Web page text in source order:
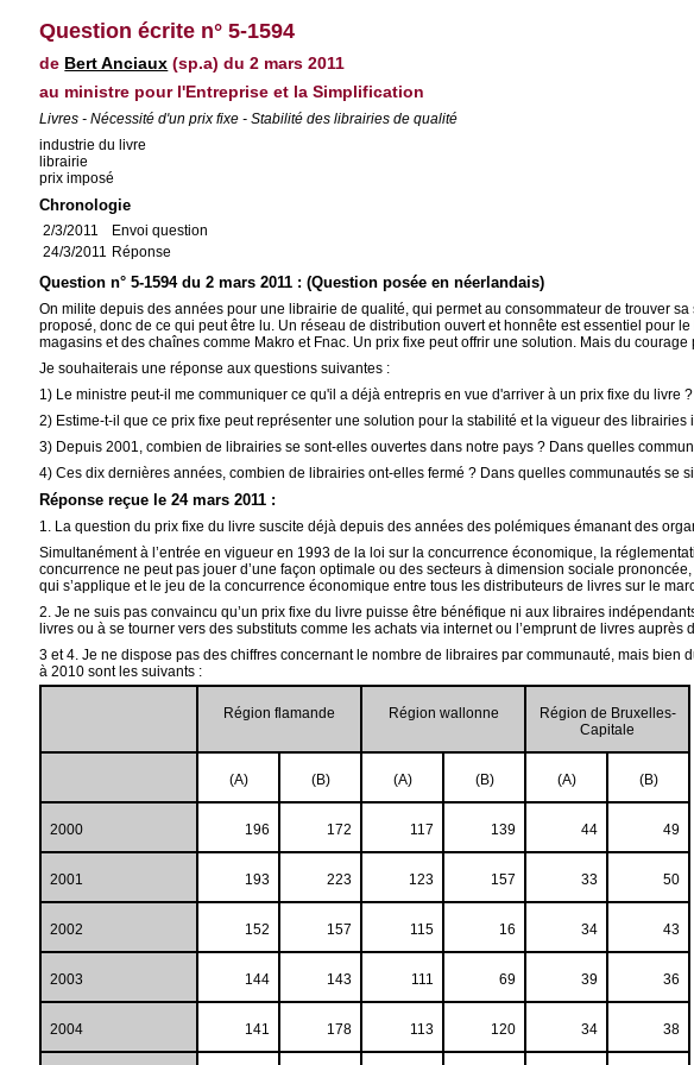
Question écrite n° 5-1594
de Bert Anciaux (sp.a) du 2 mars 2011
au ministre pour l'Entreprise et la Simplification
Livres - Nécessité d'un prix fixe - Stabilité des librairies de qualité
industrie du livre
librairie
prix imposé
Chronologie
2/3/2011
Envoi question
24/3/2011 Réponse
Question n° 5-1594 du 2 mars 2011 : (Question posée en néerlandais)
On milite depuis des années pour une librairie de qualité, qui permet au consommateur de trouver
proposé, donc de ce qui peut être lu. Un réseau de distribution ouvert et honnête est essentiel pour
magasins et des chaînes comme Makro et Fnac. Un prix fixe peut offrir une solution. Mais du
Je souhaiterais une réponse aux questions suivantes :
1) Le ministre peut-il me communiquer ce qu'il a déjà entrepris en vue d'arriver à un prix fixe du livre ?
2) Estime-t-il que ce prix fixe peut représenter une solution pour la stabilité et la vigueur des
3) Depuis 2001, combien de librairies se sont-elles ouvertes dans notre pays ? Dans quelles
4) Ces dix dernières années, combien de librairies ont-elles fermé ? Dans quelles communautés se
Réponse reçue le 24 mars 2011 :
1. La question du prix fixe du livre suscite déjà depuis des années des polémiques émanant des
Simultanément à l’entrée en vigueur en 1993 de la loi sur la concurrence économique, la
concurrence ne peut pas jouer d’une façon optimale ou des secteurs à dimension sociale
qui s’applique et le jeu de la concurrence économique entre tous les distributeurs de livres sur le
2. Je ne suis pas convaincu qu’un prix fixe du livre puisse être bénéfique ni aux libraires
livres ou à se tourner vers des substituts comme les achats via internet ou l’emprunt de livres
3 et 4. Je ne dispose pas des chiffres concernant le nombre de libraires par communauté, mais
à 2010 sont les suivants :
Région flamande Région wallonne
Région de Bruxelles-
Capitale
(A) (B) (A) (B) (A) (B)
2000 196 172 117 139 44 49
2001 193 223 123 157 33 50
2002 152 157 115 16 34 43
2003 144 143 111 69 39 36
2004 141 178 113 120 34 38